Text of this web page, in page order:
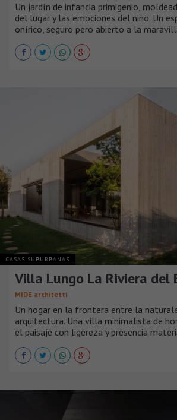
Un jardín de infancia primigenio,
del lugar y las emociones del niño. Un
onírico, seguro pero abierto a la
CASAS SUBURBANAS
Villa Lungo La Riviera del
MIDE architetti
Un hogar en la frontera entre la
arquitectura. Una villa minimalista de
el paisaje con ligereza y presencia